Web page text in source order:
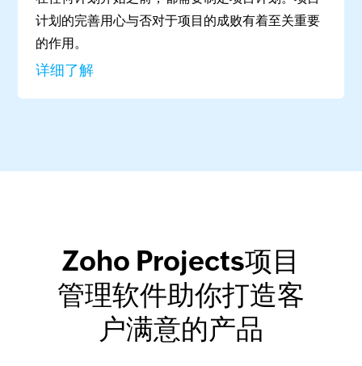
计划的完善用心与否对于项目的成败有着至关重要
的作用。
详细了解
Zoho Projects项目
管理软件助你打造客
户满意的产品